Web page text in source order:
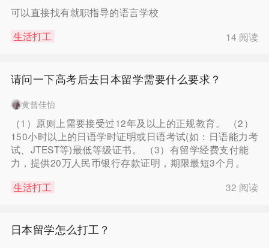
可以直接找有就职指导的语言学校
生活打工
14 阅读
请问一下高考后去日本留学需要什么要求？
黄曾佳怡
（1）原则上需要接受过12年及以上的正规教育。 （2）
150小时以上的日语学时证明或日语考试(如：日语能力考
试、JTEST等)最低等级证书。 （3）有留学经费支付能
力，提供20万人民币银行存款证明，期限最短3个月。
生活打工
32 阅读
日本留学怎么打工？
√
记住密码